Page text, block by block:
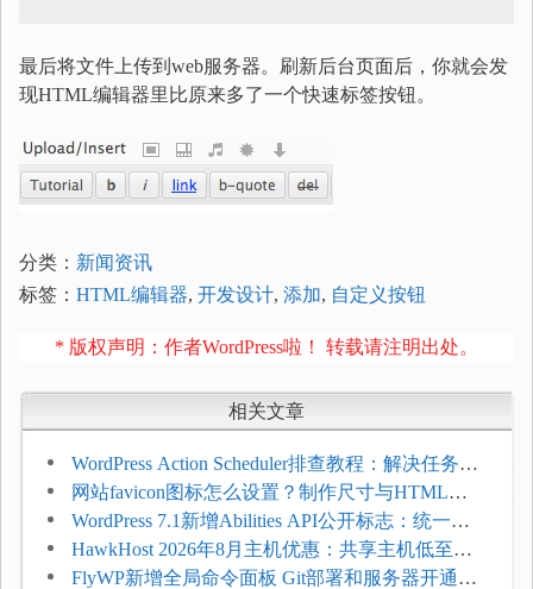
最后将文件上传到web服务器。刷新后台页面后，你就会发
现HTML编辑器里比原来多了一个快速标签按钮。
分类： 新闻资讯
标签： HTML编辑器, 开发设计, 添加, 自定义按钮
* 版权声明：作者WordPress啦！ 转载请注明出处。
相关文章
WordPress Action Scheduler排查教程：解决任务积
压和订单延迟
网站favicon图标怎么设置？制作尺寸与HTML添
加方法
WordPress 7.1新增Abilities API公开标志：统一支
持REST API、MCP与AI代理
HawkHost 2026年8月主机优惠：共享主机低至
$2.61/月，高性能主机同步折扣
FlyWP新增全局命令面板 Git部署和服务器开通更